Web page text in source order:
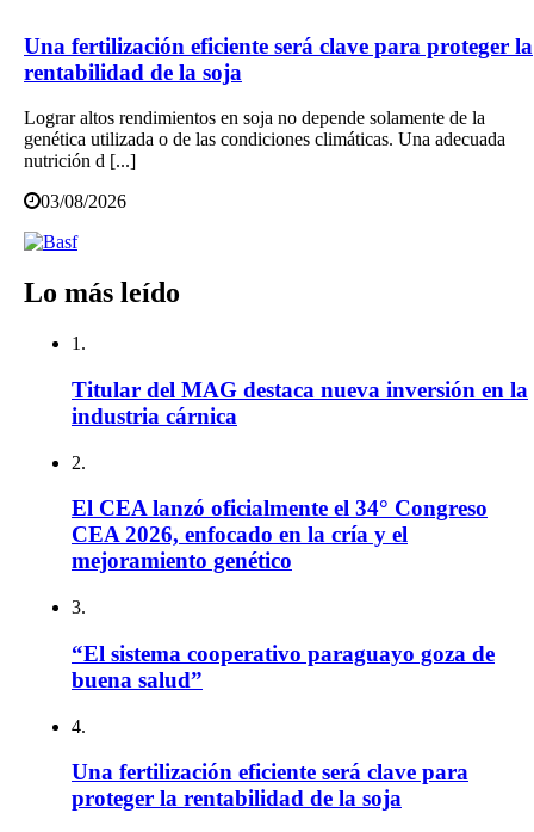
Una fertilización eficiente será clave para proteger la
rentabilidad de la soja
Lograr altos rendimientos en soja no depende solamente de la
genética utilizada o de las condiciones climáticas. Una adecuada
nutrición d [...]
03/08/2026
Lo más leído
1.
Titular del MAG destaca nueva inversión en la
industria cárnica
2.
El CEA lanzó oficialmente el 34° Congreso
CEA 2026, enfocado en la cría y el
mejoramiento genético
3.
“El sistema cooperativo paraguayo goza de
buena salud”
4.
Una fertilización eficiente será clave para
proteger la rentabilidad de la soja